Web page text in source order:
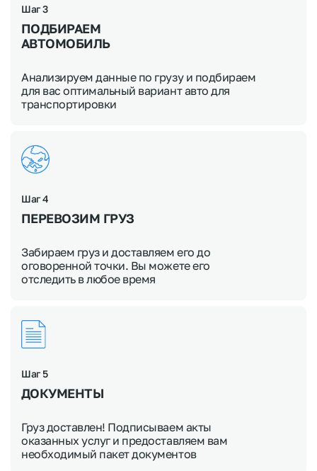
Шаг 3
ПОДБИРАЕМ
АВТОМОБИЛЬ
Анализируем данные по грузу и подбираем
для вас оптимальный вариант авто для
транспортировки
Шаг 4
ПЕРЕВОЗИМ ГРУЗ
Забираем груз и доставляем его до
оговоренной точки. Вы можете его
отследить в любое время
Шаг 5
ДОКУМЕНТЫ
Груз доставлен! Подписываем акты
оказанных услуг и предоставляем вам
необходимый пакет документов